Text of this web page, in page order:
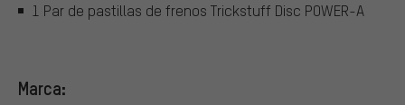
1 Par de pastillas de frenos Trickstuff Disc POWER-A
Marca: